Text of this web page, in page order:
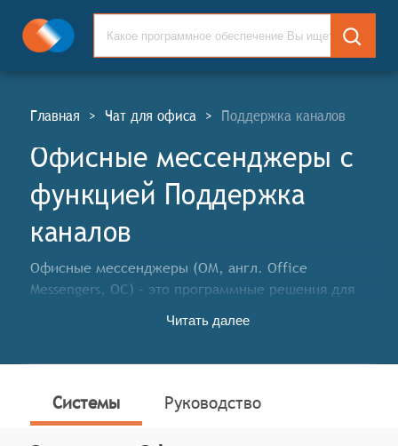
Главная > Чат для офиса > Поддержка каналов
Офисные мессенджеры c
функцией Поддержка
каналов
Офисные мессенджеры (ОМ, англ. Office
Messengers, OC) – это программные решения для
сотрудниками в рамках офисной среды,
видеозвонков, создания рабочих групп и интеграции
с базовыми офисными приложениями для
Читать далее
Системы Руководство